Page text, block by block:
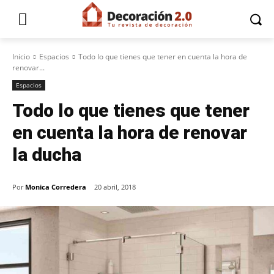
Inicio Espacios
Todo lo que tienes que tener en cuenta la hora de
renovar...
Espacios
Todo lo que tienes que tener
en cuenta la hora de renovar
la ducha
Por Monica Corredera 20 abril, 2018